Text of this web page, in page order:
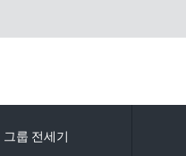
그룹 전세기